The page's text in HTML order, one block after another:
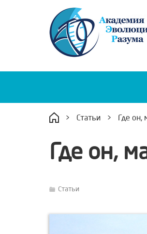
> Статьи > Где он,
Где он,
Статьи